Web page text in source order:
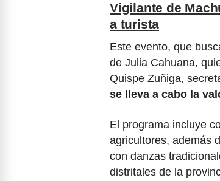
Vigilante de
a turista
Este evento, que
de Julia Cahuana,
Quispe Zuñiga,
se lleva a cabo la
El programa incluye
agricultores, además
con danzas
distritales de la